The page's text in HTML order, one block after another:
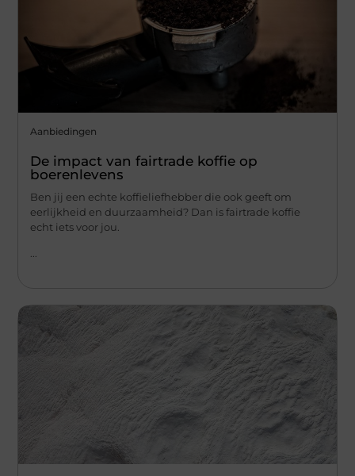
Aanbiedingen
De impact van fairtrade koffie op
boerenlevens
Ben jij een echte koffieliefhebber die ook geeft om
eerlijkheid en duurzaamheid? Dan is fairtrade koffie
echt iets voor jou.
...